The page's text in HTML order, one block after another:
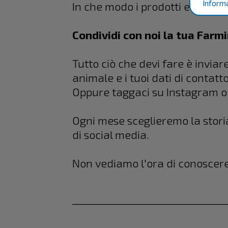
In che modo i prodotti e i
Condividi con noi la tua
Tutto ciò che devi fare è
animale e i tuoi dati di contatto.
Oppure taggaci su Instagram
Ogni mese sceglieremo la
di social media.
Non vediamo l'ora di